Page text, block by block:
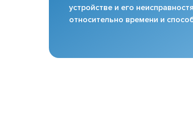
устройстве и его
относительно времени и